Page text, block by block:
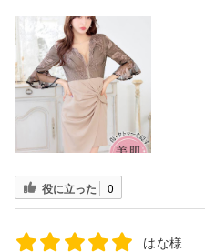
役に立った 0
はな様